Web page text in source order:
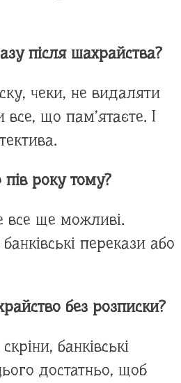
після шахрайства?
чеки, не видаляти
все, що пам’ятаєте. І
року тому?
ще можливі.
перекази або
без розписки?
банківські
достатньо, щоб